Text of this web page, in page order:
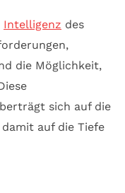
Intelligenz des
die Möglichkeit,
sich auf die
auf die Tiefe